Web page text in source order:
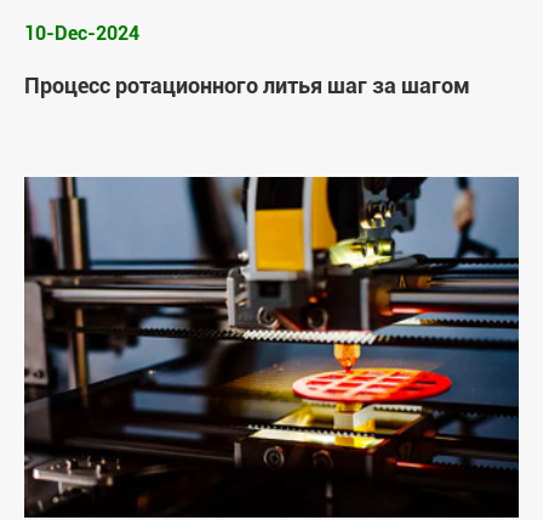
10-Dec-2024
Процесс ротационного литья шаг за шагом